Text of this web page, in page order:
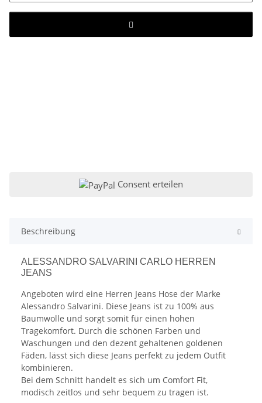
Consent erteilen
Beschreibung
ALESSANDRO SALVARINI CARLO HERREN
JEANS
Angeboten wird eine Herren Jeans Hose der Marke
Alessandro Salvarini. Diese Jeans ist zu 100% aus
Baumwolle und sorgt somit für einen hohen
Tragekomfort. Durch die schönen Farben und
Waschungen und den dezent gehaltenen goldenen
Fäden, lässt sich diese Jeans perfekt zu jedem Outfit
kombinieren.
Bei dem Schnitt handelt es sich um Comfort Fit,
modisch zeitlos und sehr bequem zu tragen ist.